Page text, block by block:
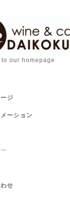
our homepage
ジ
ーション
せ